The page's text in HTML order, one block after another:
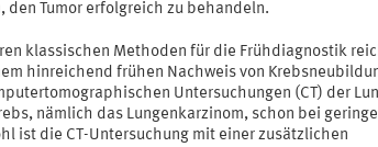
den Tumor erfolgreich zu behandeln.
klassischen Methoden für die Frühdiagnostik
hinreichend frühen Nachweis von
Untersuchungen (CT) der
nämlich das Lungenkarzinom, schon bei
ist die CT-Untersuchung mit einer zusätzlichen